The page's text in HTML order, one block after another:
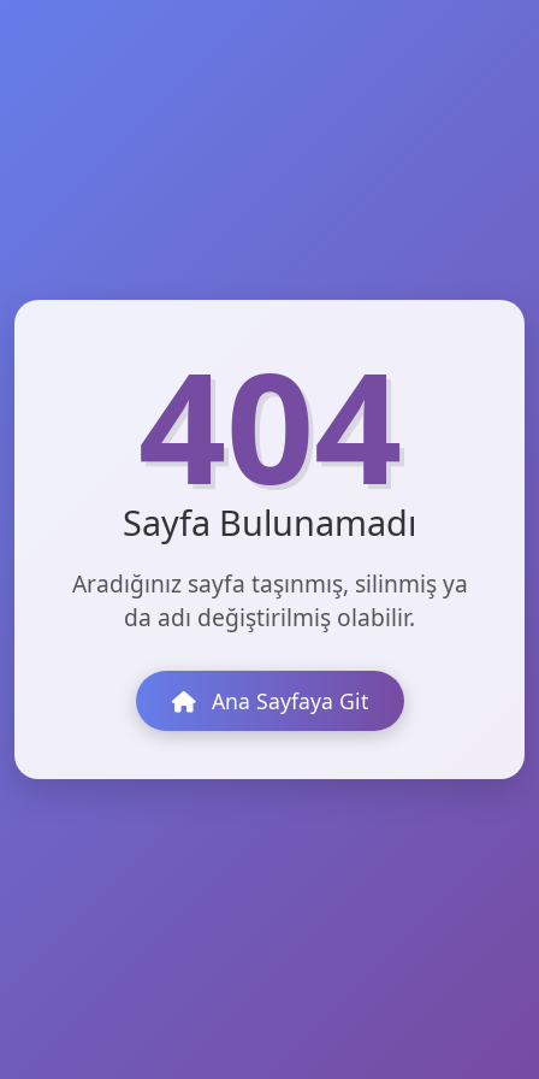
404
Sayfa Bulunamadı
Aradığınız sayfa taşınmış, silinmiş ya
da adı değiştirilmiş olabilir.
Ana Sayfaya Git